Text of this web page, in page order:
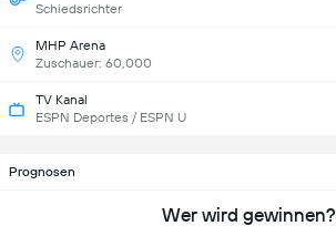
Schiedsrichter
MHP Arena
Zuschauer: 60,000
TV Kanal
ESPN Deportes / ESPN U
Prognosen
Wer wird gewinnen?